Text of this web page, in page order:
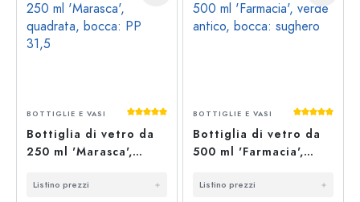
Valutazione media di 5 su 5 stelle
BOTTIGLIE E VASI
Bottiglia di vetro da
250 ml 'Marasca',
31,5
Listino prezzi
BOTTIGLIE E VASI
Bottiglia di vetro da
500 ml 'Farmacia',
sughero
Listino prezzi